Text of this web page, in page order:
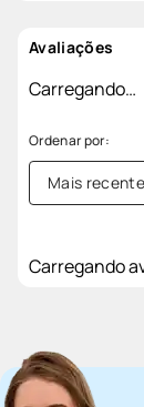
Avaliações
Carregando…
Mais
Carregando